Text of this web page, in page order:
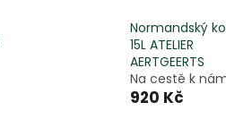
Normandský
15L ATELIER
AERTGEERTS
Na cestě k
920 Kč